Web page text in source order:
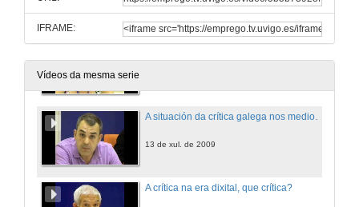
IFRAME:
Vídeos da mesma serie
A necesidade da crítica
13 de xul. de 2009
A crítica na era dixital, que crítica?